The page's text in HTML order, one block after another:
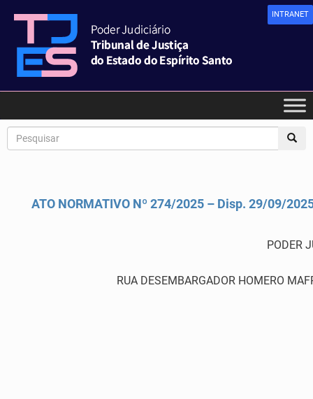
INTRANET
ATO NORMATIVO Nº 274/2025 – Disp. 29/09/
PODER
RUA DESEMBARGADOR HOMERO